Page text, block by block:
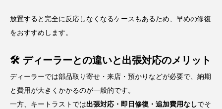
放置すると完全に反応しなくなるケースもあるため、早めの修復
をおすすめします。
🛠 ディーラーとの違いと出張対応のメリット
ディーラーでは部品取り寄せ・来店・預かりなどが必要で、納期
と費用が大きくかかるのが一般的です。
一方、キートラストでは出張対応・即日修復・追加費用なしでそ